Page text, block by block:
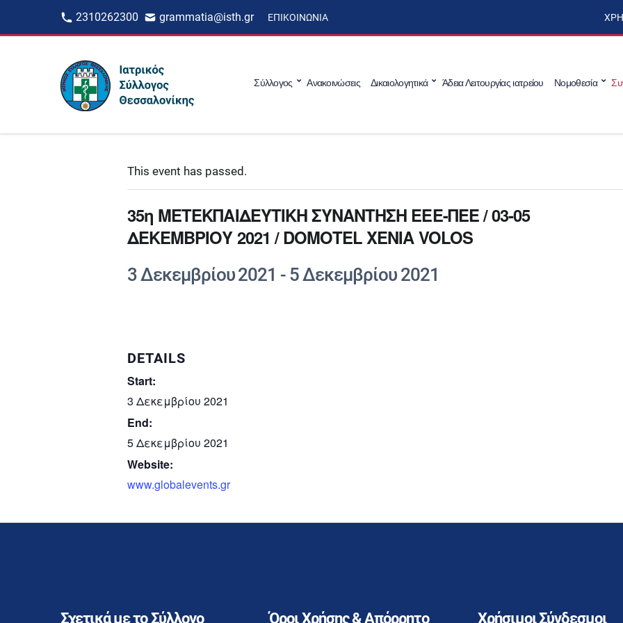
2310262300 grammatia@isth.gr ΕΠΙΚΟΙΝΩΝΊΑ
Σύλλογος Ανακοινώσεις Δικαιολογητικά Άδεια Λειτουργίας ιατρείου Νομοθεσία
This event has passed.
35η ΜΕΤΕΚΠΑΙΔΕΥΤΙΚΗ ΣΥΝΑΝΤΗΣΗ ΕΕΕ-ΠΕΕ / 03-05
ΔΕΚΕΜΒΡΙΟΥ 2021 / DOMOTEL XENIA VOLOS
3 Δεκεμβρίου 2021 - 5 Δεκεμβρίου 2021
DETAILS
Start:
3 Δεκεμβρίου 2021
End:
5 Δεκεμβρίου 2021
Website:
www.globalevents.gr
Σχετικά με το Σύλλογο Όροι Χρήσης & Απόρρητο Χρήσιμοι Σύνδεσμοι